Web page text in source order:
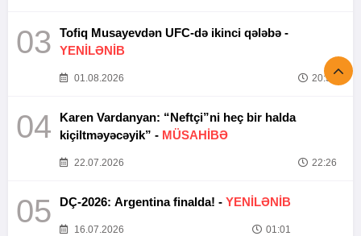
03
Tofiq Musayevdən UFC-də ikinci qələbə -
YENİLƏNİB
01.08.2026 20:52
04
Karen Vardanyan: “Neftçi”ni heç bir halda
kiçiltməyəcəyik” - MÜSAHİBƏ
22.07.2026 22:26
05 DÇ-2026: Argentina finalda! - YENİLƏNİB
16.07.2026 01:01